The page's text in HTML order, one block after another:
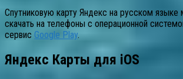
Спутниковую карту Яндекс на русском
скачать на телефоны с операционной
сервис Google Play.
Яндекс Карты для iOS